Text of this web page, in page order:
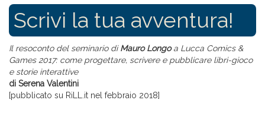
Scrivi la tua avventura!
Il resoconto del seminario diMauro Longoa Lucca Comics &
Games 2017: come progettare, scrivere e pubblicare libri-gioco
e storie interattive
di Serena Valentini
[pubblicato su RiLL.it nel febbraio 2018]